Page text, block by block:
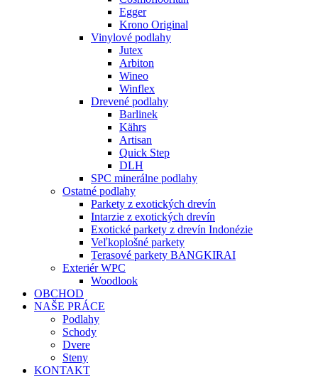
Egger
Krono Original
Vinylové podlahy
Jutex
Arbiton
Wineo
Winflex
Drevené podlahy
Barlinek
Kährs
Artisan
Quick Step
DLH
SPC minerálne podlahy
Ostatné podlahy
Parkety z exotických drevín
Intarzie z exotických drevín
Exotické parkety z drevín Indonézie
Veľkoplošné parkety
Terasové parkety BANGKIRAI
Exteriér WPC
Woodlook
OBCHOD
NAŠE PRÁCE
Podlahy
Schody
Dvere
Steny
KONTAKT